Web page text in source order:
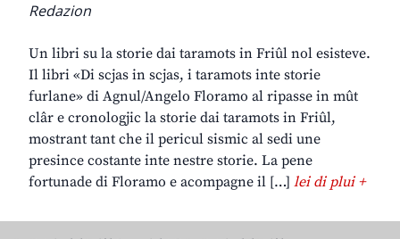
Redazion
Un libri su la storie dai taramots in Friûl nol esisteve.
Il libri «Di scjas in scjas, i taramots inte storie
furlane» di Agnul/Angelo Floramo al ripasse in mût
clâr e cronologjic la storie dai taramots in Friûl,
mostrant tant che il pericul sismic al sedi une
presince costante inte nestre storie. La pene
fortunade di Floramo e acompagne il […] lei di plui +